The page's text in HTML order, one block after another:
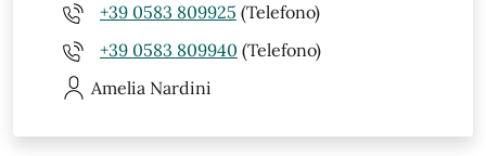
+39 0583 809925 (Telefono)
+39 0583 809940 (Telefono)
Amelia Nardini